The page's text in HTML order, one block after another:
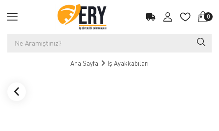
0
Ana Sayfa İş Ayakkabıları